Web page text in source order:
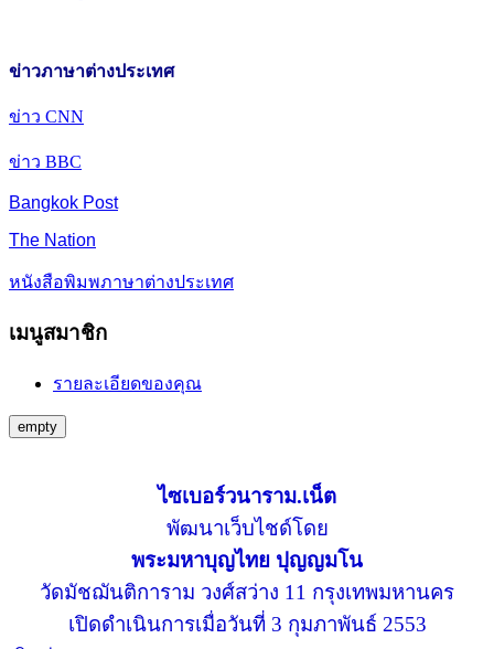
ข่าวภาษาต่างประเทศ
ข่าว CNN
ข่าว BBC
Bangkok Post
The Nation
หนังสือพิมพภาษาต่างประเทศ
เมนูสมาชิก
รายละเอียดของคุณ
empty
ไซเบอร์วนาราม.เน็ต
พัฒนาเว็บไชด์โดย
พระมหาบุญไทย ปุญญมโน
วัดมัชฌันติการาม วงศ์สว่าง 11 กรุงเทพมหานคร
เปิดดำเนินการเมื่อวันที่ 3 กุมภาพันธ์ 2553